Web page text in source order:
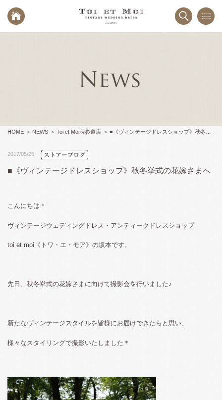
HOME NEWS Toi et Moi表参道店
2017/05/25
■《ヴィンテージドレスショップ》秋冬挙式の花嫁さまへ
こんにちは＊
ヴィンテージウェディングドレス・アンティークドレスショップ
toi et moi《トワ・エ・モア》の坂本です。
先日、秋冬挙式の花嫁さまに向けて撮影会を行いました♪
新たなヴィンテージスタイルを皆様にお届けできたらと思い、
様々なスタイリングで撮影いたしました＊